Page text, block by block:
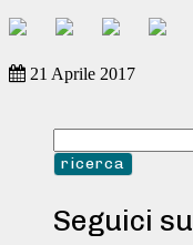
21 Aprile 2017
Seguici su